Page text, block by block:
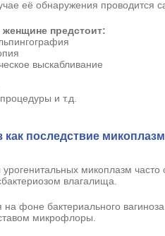
её обнаружения проводится
предстоит:
выскабливание
и т.д.
как последствие микоплазм
микоплазм
влагалища.
фоне бактериального
микрофлоры.